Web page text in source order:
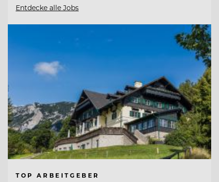
Entdecke alle Jobs
TOP ARBEITGEBER